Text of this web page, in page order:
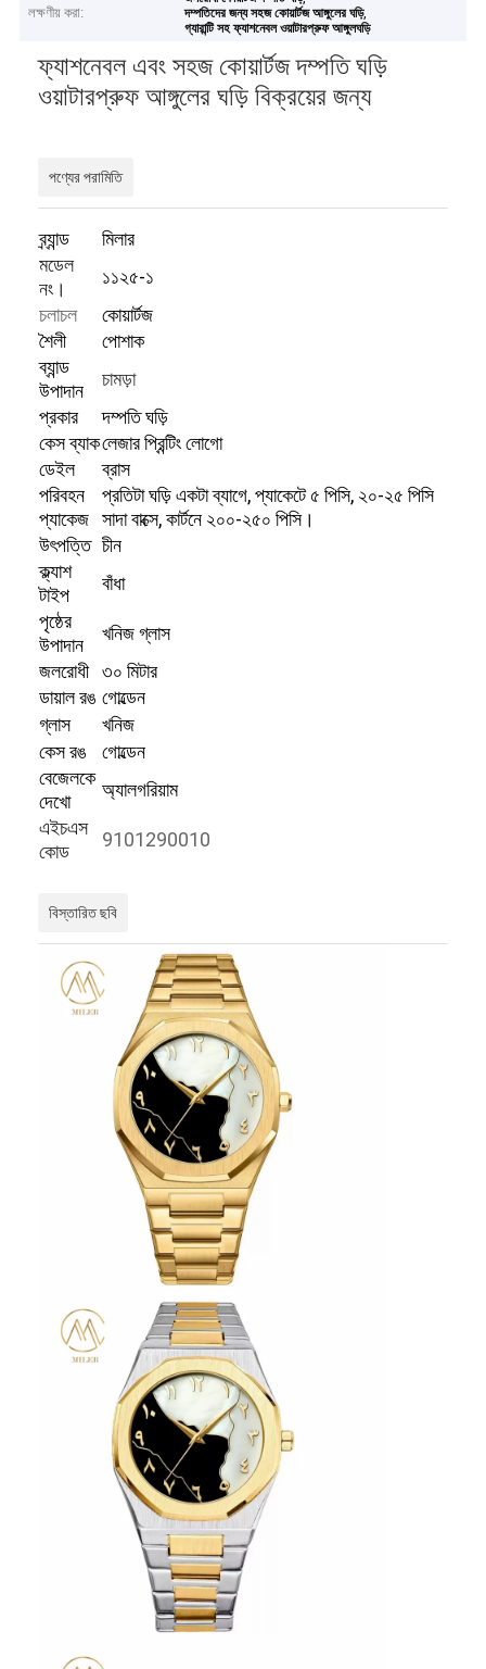
আমাদের সম্বন্ধে
খবর
কোয়ার্টজ কব্জি ঘড়ি
চামড়া চাবুক কোয়ার্টজ ঘড়ি
স্টেইনলেস স্টীল স্ট্র্যাপ ঘড়ি
লক্ষণীয় করা: দম্পতিদের জন্য সহজ কোয়ার্টজ আঙ্গুলের ঘড়ি,
গ্যারান্টি সহ ফ্যাশনেবল ওয়াটারপ্রুফ আঙ্গুলঘড়ি
ফ্যাশনেবল এবং সহজ কোয়ার্টজ দম্পতি ঘড়ি
ওয়াটারপ্রুফ আঙ্গুলের ঘড়ি বিক্রয়ের জন্য
পণ্যের পরামিতি
ব্র্যান্ড
মিলার
মডেল
নং।
১১২৫-১
চলাচল
কোয়ার্টজ
শৈলী
পোশাক
ব্যান্ড
উপাদান
চামড়া
প্রকার
দম্পতি ঘড়ি
কেস ব্যাকলেজার প্রিন্টিং লোগো
ডেইল
ব্রাস
পরিবহন
প্যাকেজ
প্রতিটা ঘড়ি একটা ব্যাগে, প্যাকেটে ৫ পিসি, ২০-২৫ পিসি
সাদা বাক্সে, কার্টনে ২০০-২৫০ পিসি।
উৎপত্তি চীন
ক্ল্যাশ
টাইপ
বাঁধা
পৃষ্ঠের
উপাদান
খনিজ গ্লাস
জলরোধী ৩০ মিটার
ডায়াল রঙ গোল্ডেন
গ্লাস
খনিজ
কেস রঙ
গোল্ডেন
বেজেলকে
দেখো
অ্যালগরিয়াম
এইচএস
কোড
9101290010
বিস্তারিত ছবি